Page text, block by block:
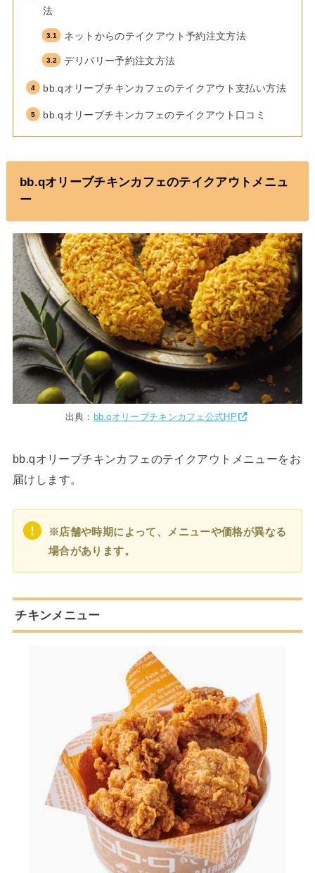
法
ネットからのテイクアウト予約注文方法
デリバリー予約注文方法
bb.qオリーブチキンカフェのテイクアウト支払い方法
bb.qオリーブチキンカフェのテイクアウト口コミ
bb.qオリーブチキンカフェのテイクアウトメニュ
ー
出典： bb.qオリーブチキンカフェ公式HP
bb.qオリーブチキンカフェのテイクアウトメニューをお
届けします。
※店舗や時期によって、メニューや価格が異なる
場合があります。
チキンメニュー